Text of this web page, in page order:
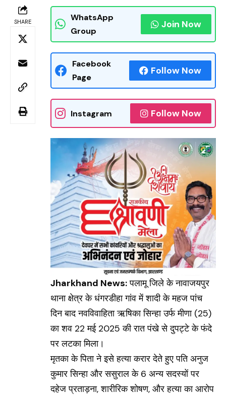
SHARE
WhatsApp
Group
Join Now
Facebook
Page
Follow Now
Instagram Follow Now
Jharkhand News:पलामू जिले के नावाजयपुर
थाना क्षेत्र के धंगरडीहा गांव में शादी के महज पांच
दिन बाद नवविवाहिता ऋषिका सिन्हा उर्फ मीणा (25)
का शव 22 मई 2025 की रात पंखे से दुपट्टे के फंदे
पर लटका मिला।
मृतका के पिता ने इसे हत्या करार देते हुए पति अनुज
कुमार सिन्हा और ससुराल के 6 अन्य सदस्यों पर
दहेज प्रताड़ना, शारीरिक शोषण, और हत्या का आरोप